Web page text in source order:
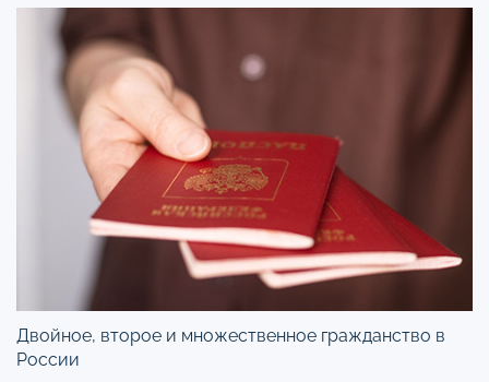
Двойное, второе и множественное гражданство в
России